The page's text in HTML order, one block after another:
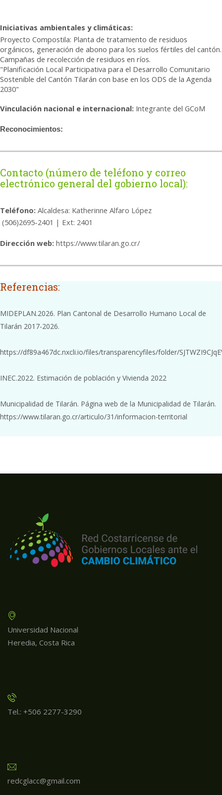
Iniciativas ambientales y climáticas:
Proyecto Compostila: Planta de tratamiento de residuos
orgánicos, generación de abono para los suelos fértiles del cantón.
Campañas de recolección de residuos en ríos.
"Planificación Local Participativa para el Desarrollo Comunitario
Sostenible del Cantón Tilarán con base en los ODS de la Agenda
2030"
Vinculación nacional e internacional: Integrante del GCoM
Reconocimientos:
Contacto (número de teléfono y correo
electrónico general del gobierno local):
Teléfono: Alcaldesa: Katherinne Alfaro López
(506)2695-2401 | Ext: 2401
Dirección web: https://www.tilaran.go.cr/
Referencias:
MIDEPLAN.2026. Plan Cantonal de Desarrollo Humano Local de
Tilarán 2017-2026.
https://df89a467dc.nxcli.io/files/transparencyfiles/folder/
INEC.2022. Estimación de población y Vivienda 2022
Municipalidad de Tilarán. Página web de la Municipalidad de Tilarán.
https://www.tilaran.go.cr/articulo/31/informacion-territorial
Universidad Nacional
Heredia, Costa Rica
Tel.: +506 2277-3290
redcglacc@gmail.com